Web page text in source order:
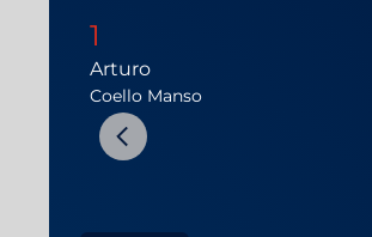
Arturo
Coello Manso
1